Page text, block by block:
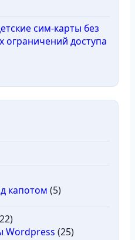
сим-карты без
ограничений доступа
капотом (5)
Wordpress (25)